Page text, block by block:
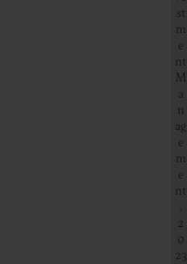
st
m
e
nt
M
a
n
ag
e
m
e
nt
,
2
0
23